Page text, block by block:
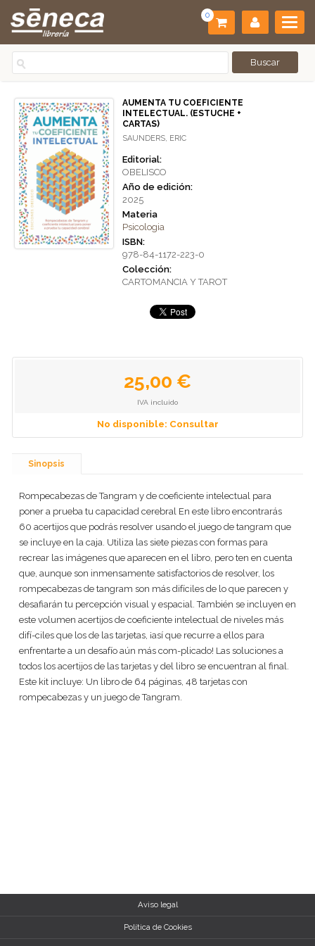
0
AUMENTA TU COEFICIENTE
INTELECTUAL. (ESTUCHE +
CARTAS)
SAUNDERS, ERIC
Editorial:
OBELISCO
Año de edición:
2025
Materia
Psicologia
ISBN:
978-84-1172-223-0
Colección:
CARTOMANCIA Y TAROT
25,00 €
IVA incluido
No disponible: Consultar
Sinopsis
Rompecabezas de Tangram y de coeficiente intelectual para
poner a prueba tu capacidad cerebral En este libro encontrarás
60 acertijos que podrás resolver usando el juego de tangram que
se incluye en la caja. Utiliza las siete piezas con formas para
recrear las imágenes que aparecen en el libro, pero ten en cuenta
que, aunque son inmensamente satisfactorios de resolver, los
rompecabezas de tangram son más difíciles de lo que parecen y
desafiarán tu percepción visual y espacial. También se incluyen en
este volumen acertijos de coeficiente intelectual de niveles más
difí-ciles que los de las tarjetas, ¡así que recurre a ellos para
enfrentarte a un desafío aún más com-plicado! Las soluciones a
todos los acertijos de las tarjetas y del libro se encuentran al final.
Este kit incluye: Un libro de 64 páginas, 48 tarjetas con
rompecabezas y un juego de Tangram.
Aviso legal
Política de Cookies